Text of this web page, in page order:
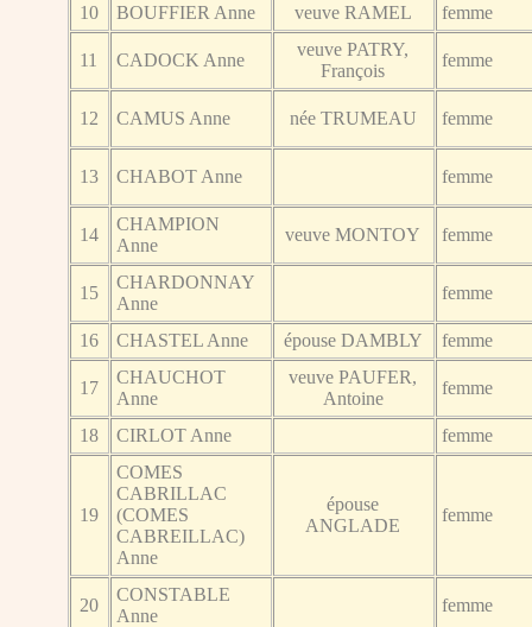
10 BOUFFIER Anne veuve RAMEL femme
11 CADOCK Anne
veuve PATRY,
François
femme
12 CAMUS Anne née TRUMEAU femme
13 CHABOT Anne femme
14
CHAMPION
Anne
veuve MONTOY femme
15
CHARDONNAY
Anne
femme
16 CHASTEL Anne épouse DAMBLY femme
17
CHAUCHOT
Anne
veuve PAUFER,
Antoine
femme
18 CIRLOT Anne femme
19
COMES
CABRILLAC
(COMES
CABREILLAC)
Anne
épouse
ANGLADE
femme
20
CONSTABLE
Anne
femme